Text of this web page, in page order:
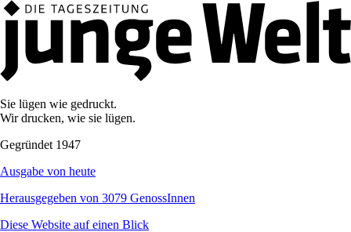
Sie lügen wie gedruckt.
Wir drucken, wie sie lügen.
Gegründet 1947
Ausgabe von heute
Herausgegeben von 3079 GenossInnen
Diese Website auf einen Blick